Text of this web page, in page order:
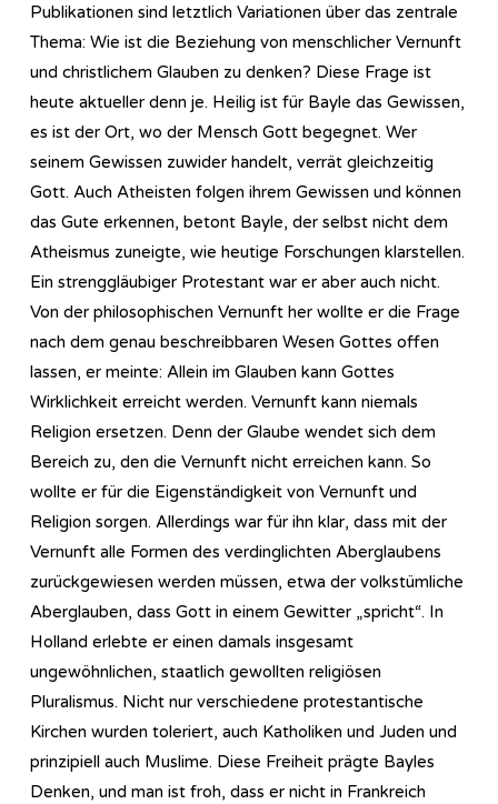
Publikationen sind letztlich Variationen über das zentrale
Thema: Wie ist die Beziehung von menschlicher Vernunft
und christlichem Glauben zu denken? Diese Frage ist
heute aktueller denn je. Heilig ist für Bayle das Gewissen,
es ist der Ort, wo der Mensch Gott begegnet. Wer
seinem Gewissen zuwider handelt, verrät gleichzeitig
Gott. Auch Atheisten folgen ihrem Gewissen und können
das Gute erkennen, betont Bayle, der selbst nicht dem
Atheismus zuneigte, wie heutige Forschungen klarstellen.
Ein strenggläubiger Protestant war er aber auch nicht.
Von der philosophischen Vernunft her wollte er die Frage
nach dem genau beschreibbaren Wesen Gottes offen
lassen, er meinte: Allein im Glauben kann Gottes
Wirklichkeit erreicht werden. Vernunft kann niemals
Religion ersetzen. Denn der Glaube wendet sich dem
Bereich zu, den die Vernunft nicht erreichen kann. So
wollte er für die Eigenständigkeit von Vernunft und
Religion sorgen. Allerdings war für ihn klar, dass mit der
Vernunft alle Formen des verdinglichten Aberglaubens
zurückgewiesen werden müssen, etwa der volkstümliche
Aberglauben, dass Gott in einem Gewitter „spricht“. In
Holland erlebte er einen damals insgesamt
ungewöhnlichen, staatlich gewollten religiösen
Pluralismus. Nicht nur verschiedene protestantische
Kirchen wurden toleriert, auch Katholiken und Juden und
prinzipiell auch Muslime. Diese Freiheit prägte Bayles
Denken, und man ist froh, dass er nicht in Frankreich